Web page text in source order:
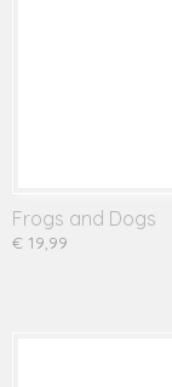
Frogs and Dogs
€ 19,99